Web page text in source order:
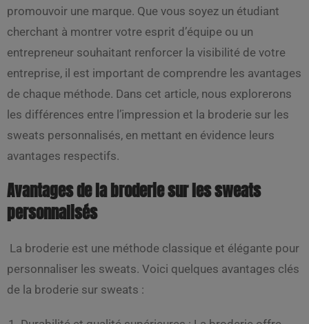
promouvoir une marque. Que vous soyez un étudiant
cherchant à montrer votre esprit d’équipe ou un
entrepreneur souhaitant renforcer la visibilité de votre
entreprise, il est important de comprendre les avantages
de chaque méthode. Dans cet article, nous explorerons
les différences entre l’impression et la broderie sur les
sweats personnalisés, en mettant en évidence leurs
avantages respectifs.
Avantages de la broderie sur les sweats
personnalisés
La broderie est une méthode classique et élégante pour
personnaliser les sweats. Voici quelques avantages clés
de la broderie sur sweats :